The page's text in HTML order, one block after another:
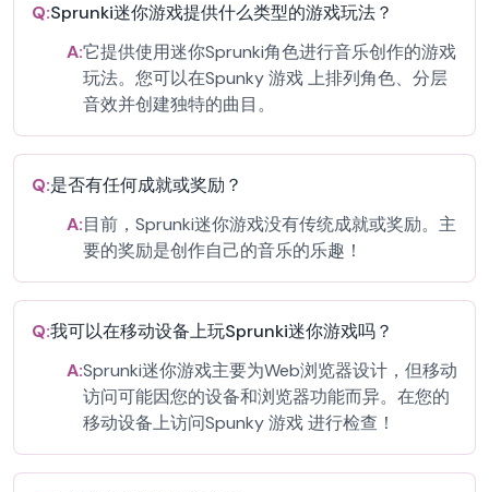
Q:Sprunki迷你游戏提供什么类型的游戏玩法？
A:它提供使用迷你Sprunki角色进行音乐创作的游戏
玩法。您可以在Spunky 游戏 上排列角色、分层
音效并创建独特的曲目。
Q:是否有任何成就或奖励？
A:目前，Sprunki迷你游戏没有传统成就或奖励。主
要的奖励是创作自己的音乐的乐趣！
Q:我可以在移动设备上玩Sprunki迷你游戏吗？
A:Sprunki迷你游戏主要为Web浏览器设计，但移动
访问可能因您的设备和浏览器功能而异。在您的
移动设备上访问Spunky 游戏 进行检查！